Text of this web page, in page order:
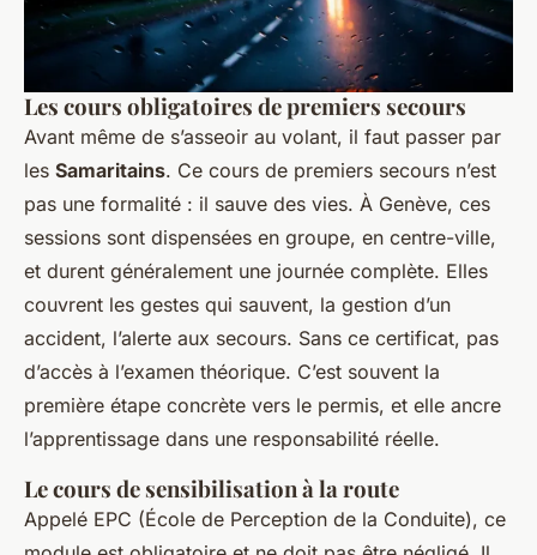
Les cours obligatoires de premiers secours
Avant même de s’asseoir au volant, il faut passer par
les Samaritains. Ce cours de premiers secours n’est
pas une formalité : il sauve des vies. À Genève, ces
sessions sont dispensées en groupe, en centre-ville,
et durent généralement une journée complète. Elles
couvrent les gestes qui sauvent, la gestion d’un
accident, l’alerte aux secours. Sans ce certificat, pas
d’accès à l’examen théorique. C’est souvent la
première étape concrète vers le permis, et elle ancre
l’apprentissage dans une responsabilité réelle.
Le cours de sensibilisation à la route
Appelé EPC (École de Perception de la Conduite), ce